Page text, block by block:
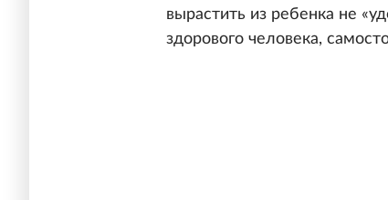
вырастить из ребенка не
здорового человека,